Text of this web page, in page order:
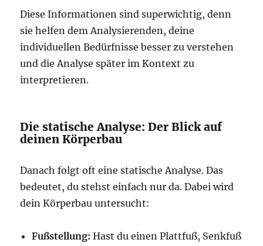
Diese Informationen sind superwichtig, denn
sie helfen dem Analysierenden, deine
individuellen Bedürfnisse besser zu verstehen
und die Analyse später im Kontext zu
interpretieren.
Die statische Analyse: Der Blick auf
deinen Körperbau
Danach folgt oft eine statische Analyse. Das
bedeutet, du stehst einfach nur da. Dabei wird
dein Körperbau untersucht:
Fußstellung: Hast du einen Plattfuß, Senkfuß